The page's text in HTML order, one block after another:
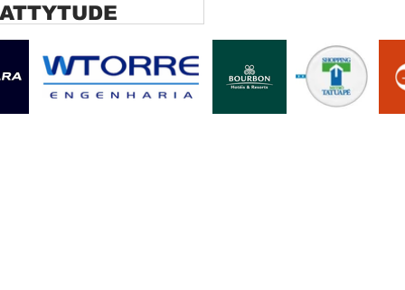
rolo tela solar
SP Cortina rolo tela
Jaguara SP